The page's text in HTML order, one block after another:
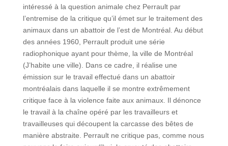
intéressé à la question animale chez Perrault par
l’entremise de la critique qu’il émet sur le traitement des
animaux dans un abattoir de l’est de Montréal. Au début
des années 1960, Perrault produit une série
radiophonique ayant pour thème, la ville de Montréal
(J’habite une ville). Dans ce cadre, il réalise une
émission sur le travail effectué dans un abattoir
montréalais dans laquelle il se montre extrêmement
critique face à la violence faite aux animaux. Il dénonce
le travail à la chaîne opéré par les travailleurs et
travailleuses qui découpent la carcasse des bêtes de
manière abstraite. Perrault ne critique pas, comme nous